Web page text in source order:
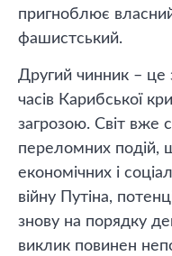
пригноблює
фашистський.
Другий чинник – це
часів Карибської
загрозою. Світ вже
переломних подій,
економічних і
війну Путіна,
знову на порядку
виклик повинен